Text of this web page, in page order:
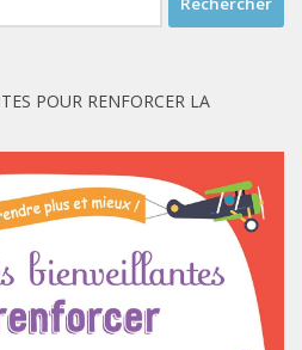
POUR RENFORCER LA